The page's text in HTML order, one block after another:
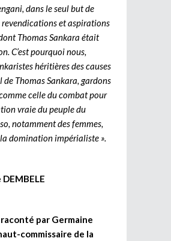
dans le seul but de
revendications et aspirations
Thomas Sankara était
C’est pourquoi nous,
héritières des causes
de Thomas Sankara, gardons
celle du combat pour
vraie du peuple du
notamment des femmes,
domination impérialiste ».
raconté par Germaine
commissaire de la